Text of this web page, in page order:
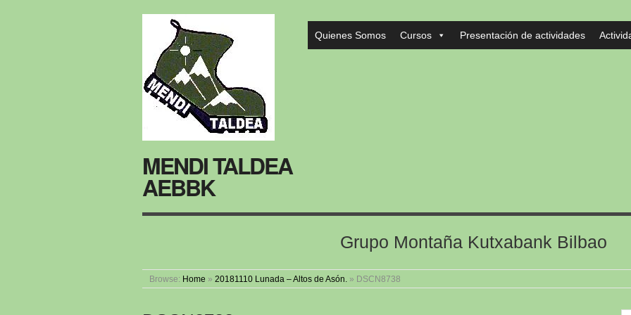
MENDI TALDEA
AEBBK
Quienes Somos Cursos Presentación de actividades
Grupo Montaña Kutxabank Bilbao
Browse: Home » 20181110 Lunada – Altos de Asón. » DSCN8738